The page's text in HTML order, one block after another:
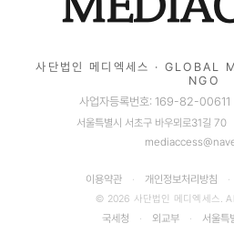
사단법인 메디엑세스 ·
NGO
사업자등록번호: 169-82-00611
서울특별시 서초구 바우뫼로31길 70
이용약관 · 개인정보처리방침 ·
© 2026 사단법인 메디엑세스.
국세청 · 외교부 · 서울특